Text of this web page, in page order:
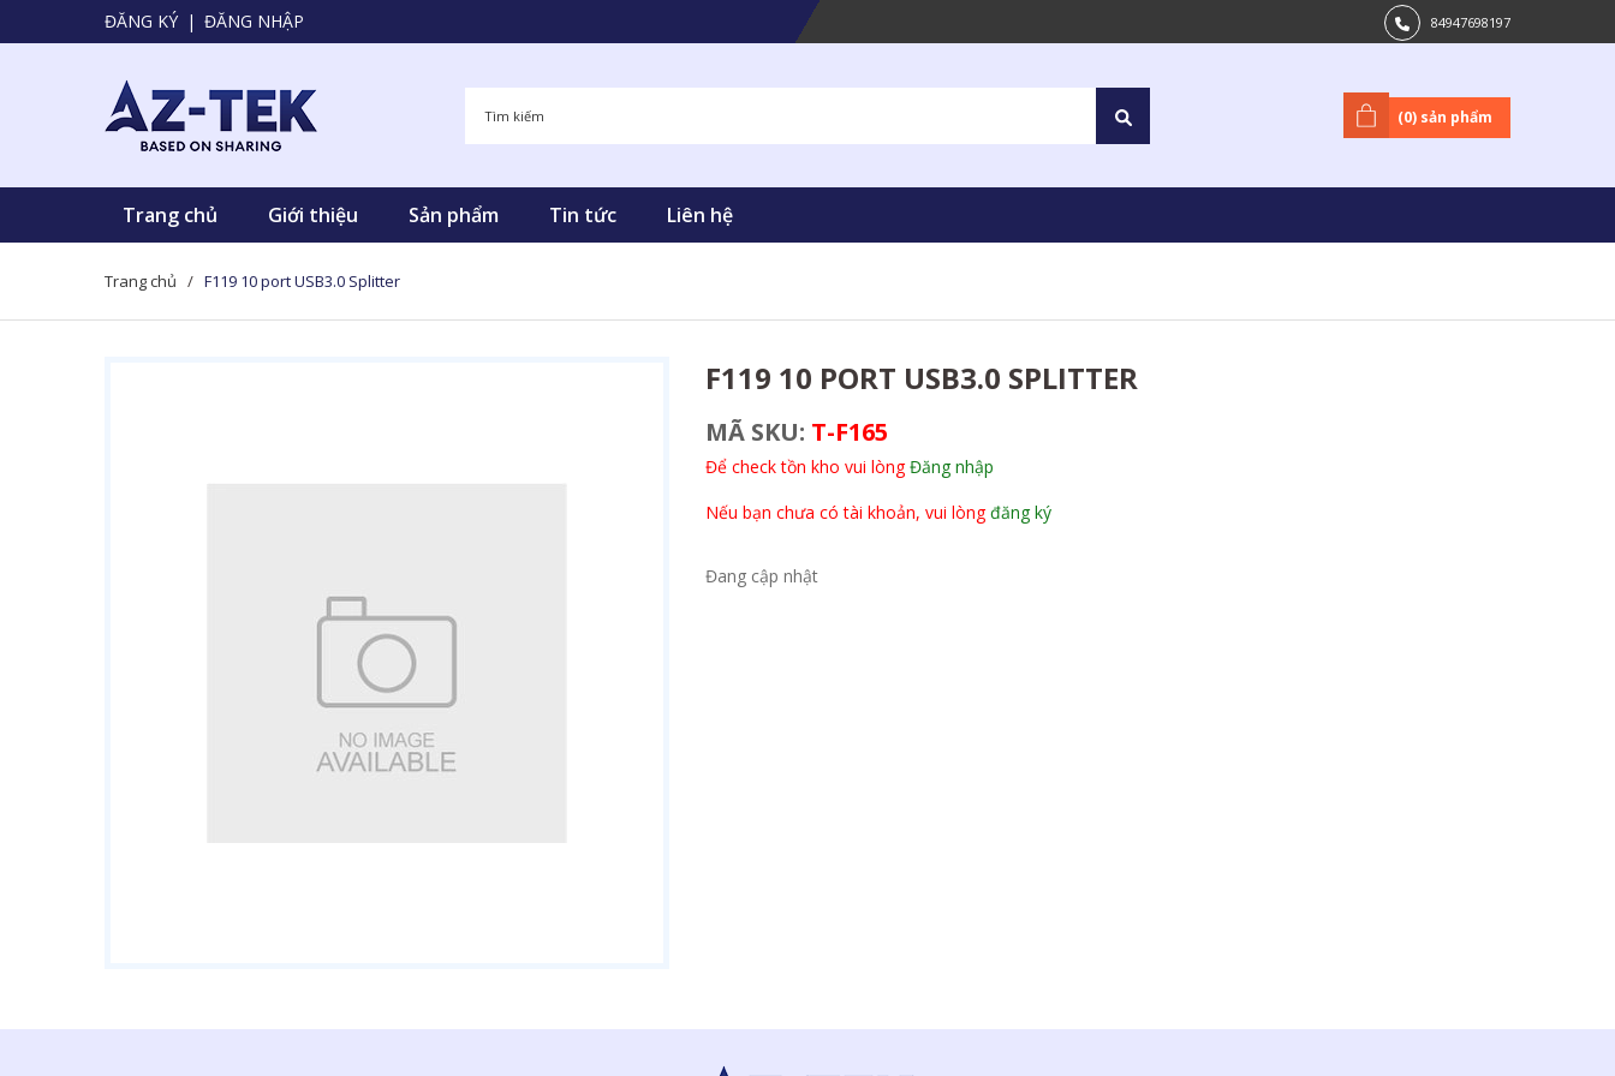
ĐĂNG KÝ | ĐĂNG NHẬP 84947698197
(0) sản phẩm
Trang chủ Giới thiệu Sản phẩm Tin tức Liên hệ
Trang chủ / F119 10 port USB3.0 Splitter
F119 10 PORT USB3.0 SPLITTER
MÃ SKU: T-F165
Để check tồn kho vui lòngĐăng nhập
Nếu bạn chưa có tài khoản, vui lòngđăng ký
Đang cập nhật